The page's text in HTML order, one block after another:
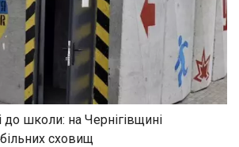
до школи: на Чернігівщині
сховищ